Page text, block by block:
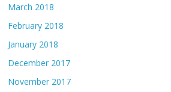
March 2018
February 2018
January 2018
December 2017
November 2017